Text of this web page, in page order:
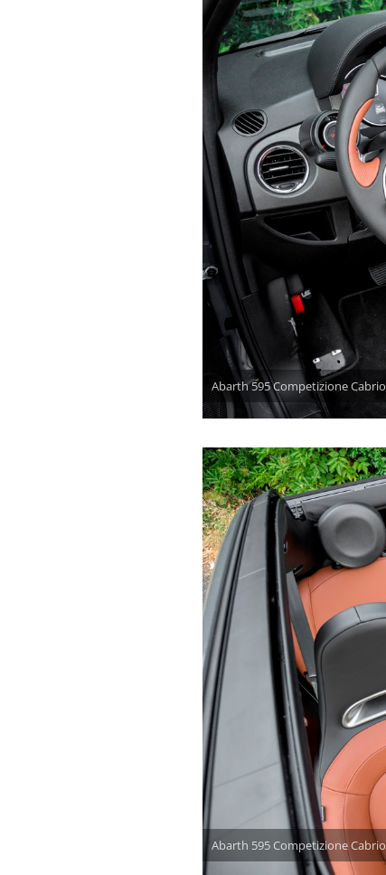
Abarth 595 Competizione Cabrio
Abarth 595 Competizione Cabrio